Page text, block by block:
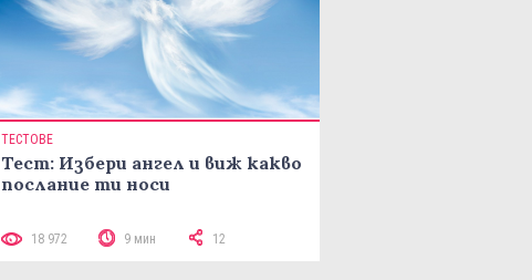
ТЕСТОВЕ
Тест: Избери ангел и виж какво
послание ти носи
18 972 9 мин 12